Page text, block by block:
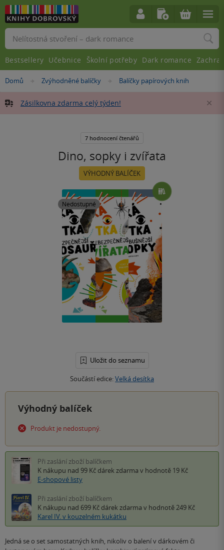
Nacházíte
zde:
Domů »
Zvýhodněné balíčky »
Balíčky papírových knih
Zásilkovna zdarma celý týden!
Dino, sopky i zvířata
VÝHODNÝ BALÍČEK
Nedostupné
Uložit do seznamu
Součástí edice:Velká desítka
7 hodnocení čtenářů
Výhodný balíček
Produkt je nedostupný.
Při zaslání zboží balíčkem
K nákupu nad 99 Kč dárek zdarma v hodnotě 19 Kč
E-shopové listy
Při zaslání zboží balíčkem
K nákupu nad 699 Kč dárek zdarma v hodnotě 249 Kč
Karel IV. v kouzelném kukátku
Jedná se o set samostatných knih, nikoliv o balení v dárkovém či
Vyhledávání
Bestsellery Učebnice Školní potřeby Dark romance